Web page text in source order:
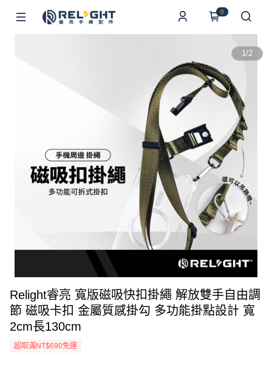
0
1/2
Relight睿亮 寬版磁吸快扣掛繩 解放雙手自由調
節 磁吸卡扣 金屬質感掛勾 多功能掛點設計 寬
2cm長130cm
超取滿NT$690免運